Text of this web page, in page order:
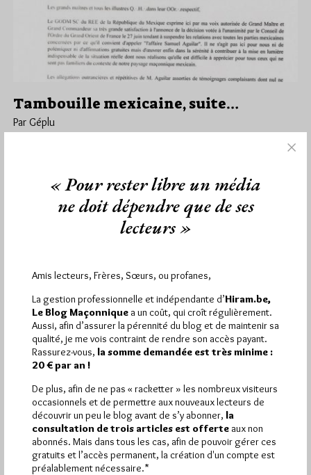
Tambouille mexicaine, suite…
Par Géplu
Lu 10344 fois
fondé en 1868 à Mexico) n'a pas été long…
Divers 4 commentaires
2 608 pagesont été lues (Source : Pirsch.io)
Plus d’informations
Abonnement aux Newsletters - RSS
« Pour rester libre un média
ne doit dépendre que de ses
lecteurs »
Amis lecteurs, Frères, Sœurs, ou profanes,
La gestion professionnelle et indépendante d’Hiram.be,
Le Blog Maçonnique a un coût, qui croît régulièrement.
Aussi, afin d’assurer la pérennité du blog et de maintenir sa
qualité, je me vois contraint de rendre son accès payant.
Rassurez-vous, la somme demandée est très minime :
20 € par an !
De plus, afin de ne pas « racketter » les nombreux visiteurs
occasionnels et de permettre aux nouveaux lecteurs de
découvrir un peu le blog avant de s’y abonner, la
consultation de trois articles est offerte aux non
abonnés. Mais dans tous les cas, afin de pouvoir gérer ces
gratuits et l’accès permanent, la création d'un compte est
préalablement nécessaire.*